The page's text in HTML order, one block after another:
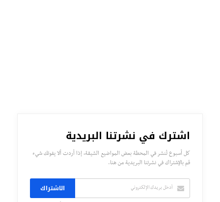
اشترك في نشرتنا البريدية
كل أسبوع تُنشر في المحطة بعض المواضيع الشيقة، إذا أردت ألا يفوتك شيء
قم بالإشتراك في نشرتنا البريدية من هنا.
الاشتراك